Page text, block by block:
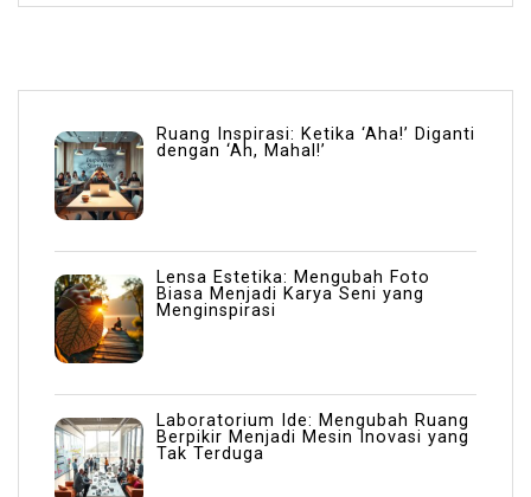
Ruang Inspirasi: Ketika ‘Aha!’ Diganti
dengan ‘Ah, Mahal!’
Lensa Estetika: Mengubah Foto
Biasa Menjadi Karya Seni yang
Menginspirasi
Laboratorium Ide: Mengubah Ruang
Berpikir Menjadi Mesin Inovasi yang
Tak Terduga